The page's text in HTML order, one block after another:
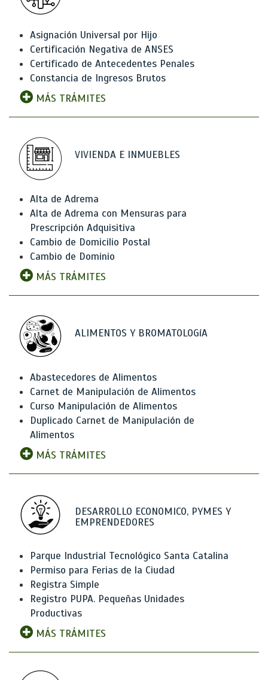
Asignación Universal por Hijo
Certificación Negativa de ANSES
Certificado de Antecedentes Penales
Constancia de Ingresos Brutos
MÁS TRÁMITES
VIVIENDA E INMUEBLES
Alta de Adrema
Alta de Adrema con Mensuras para
Prescripción Adquisitiva
Cambio de Domicilio Postal
Cambio de Dominio
MÁS TRÁMITES
ALIMENTOS Y BROMATOLOGíA
Abastecedores de Alimentos
Carnet de Manipulación de Alimentos
Curso Manipulación de Alimentos
Duplicado Carnet de Manipulación de
Alimentos
MÁS TRÁMITES
DESARROLLO ECONOMICO, PYMES Y
EMPRENDEDORES
Parque Industrial Tecnológico Santa Catalina
Permiso para Ferias de la Ciudad
Registra Simple
Registro PUPA. Pequeñas Unidades
Productivas
MÁS TRÁMITES